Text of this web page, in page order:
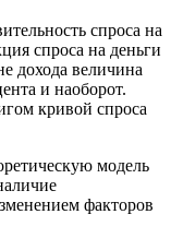
спроса на
спроса на деньги
дохода величина
и наоборот.
кривой спроса
модель
факторов